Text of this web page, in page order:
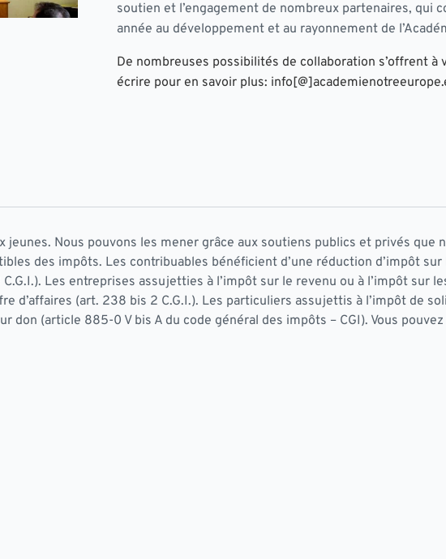
soutien et l’engagement de nombreux partenaires, qui
année au développement et au rayonnement de
De nombreuses possibilités de collaboration s’offrent à
écrire pour en savoir plus:
Nous pouvons les mener grâce aux soutiens publics et privés que
des impôts. Les contribuables bénéficient d’une réduction d’impôt
Les entreprises assujetties à l’impôt sur le revenu ou à l’impôt sur
d’affaires (art. 238 bis 2 C.G.I.). Les particuliers assujettis à l’impôt de
(article 885-0 V bis A du code général des impôts – CGI). Vous